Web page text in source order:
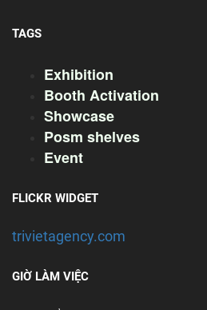
TAGS
Exhibition
Booth Activation
Showcase
Posm shelves
Event
FLICKR WIDGET
trivietagency.com
GIỜ LÀM VIỆC